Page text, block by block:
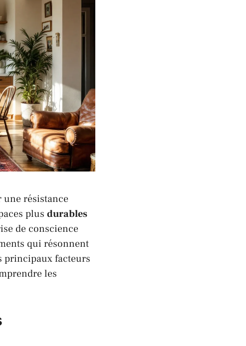
une résistance
plus durables
de conscience
qui résonnent
principaux facteurs
les